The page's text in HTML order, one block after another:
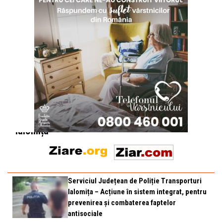
Serviciul Județean de Poliție Transporturi
Ialomița – Acțiune în sistem integrat, pentru
prevenirea și combaterea faptelor
antisociale
Bucu
Conferință
anuală
“Autismul
Ialomița”